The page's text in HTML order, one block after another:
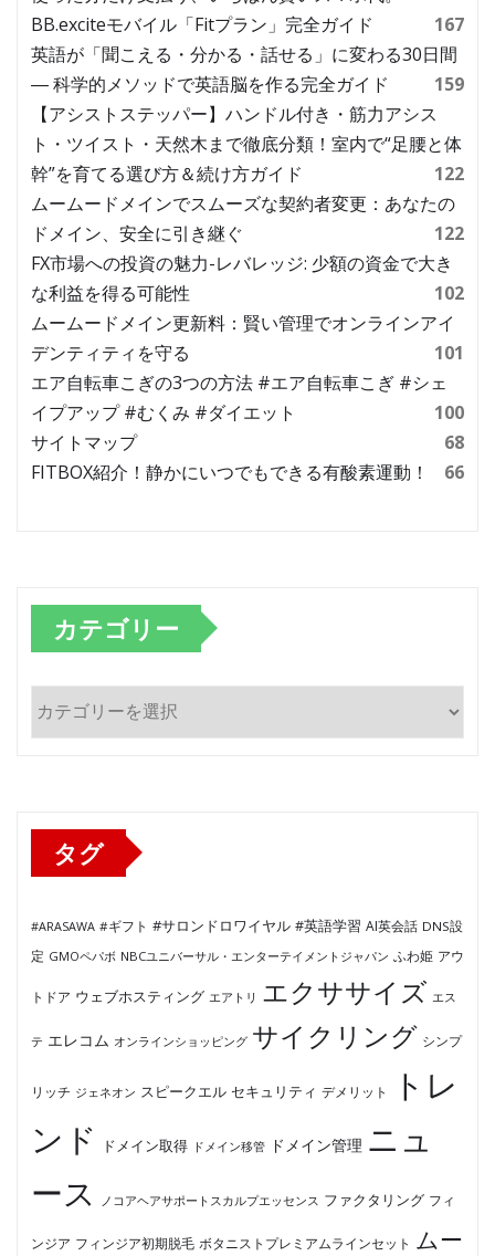
BB.exciteモバイル「Fitプラン」完全ガイド
167
英語が「聞こえる・分かる・話せる」に変わる30日間
― 科学的メソッドで英語脳を作る完全ガイド
159
【アシストステッパー】ハンドル付き・筋力アシス
ト・ツイスト・天然木まで徹底分類！室内で“足腰と体
幹”を育てる選び方＆続け方ガイド
122
ムームードメインでスムーズな契約者変更：あなたの
ドメイン、安全に引き継ぐ
122
FX市場への投資の魅力-レバレッジ: 少額の資金で大き
な利益を得る可能性
102
ムームードメイン更新料：賢い管理でオンラインアイ
デンティティを守る
101
エア自転車こぎの3つの方法 #エア自転車こぎ #シェ
イプアップ #むくみ #ダイエット
100
サイトマップ
68
FITBOX紹介！静かにいつでもできる有酸素運動！
66
カテゴリー
カ
タグ
#ARASAWA #ギフト #サロンドロワイヤル #英語学習 AI英会話 DNS設
定 GMOペパボ NBCユニバーサル・エンターテイメントジャパン ふわ姫 アウ
トドア ウェブホスティング エアトリ エクササイズ エス
テ エレコム オンラインショッピング サイクリング シンプ
リッチ ジェネオン スピークエル セキュリティ デメリット
トレ
ンド
ドメイン取得 ドメイン移管 ドメイン管理 ニュ
ース
ノコアヘアサポートスカルプエッセンス ファクタリング フィ
ンジア フィンジア初期脱毛 ボタニストプレミアムラインセット ムー